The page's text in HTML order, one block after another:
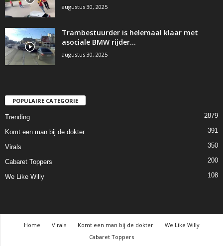
augustus 30, 2025
Trambestuurder is helemaal klaar met
asociale BMW rijder…
augustus 30, 2025
POPULAIRE CATEGORIE
Trending 2879
Komt een man bij de dokter 391
Virals 350
Cabaret Toppers 200
We Like Willy 108
Home Virals Komt een man bij de dokter
We Like Willy
Cabaret Toppers